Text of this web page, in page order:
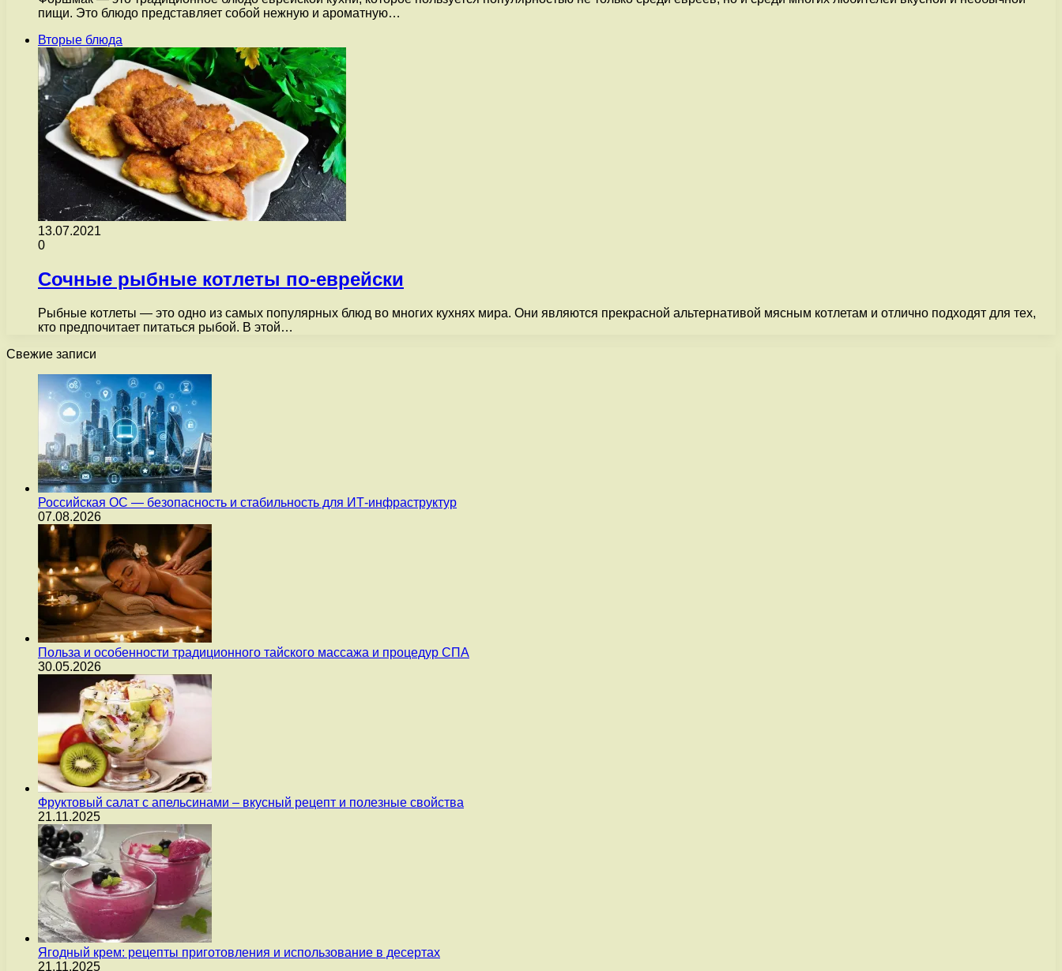
пищи. Это блюдо представляет собой нежную и ароматную…
Вторые блюда
13.07.2021
0
Сочные рыбные котлеты по-еврейски
Рыбные котлеты — это одно из самых популярных блюд во многих кухнях мира. Они являются прекрасной альтернативой мясным котлетам и отлично подходят для тех,
кто предпочитает питаться рыбой. В этой…
Свежие записи
Российская ОС — безопасность и стабильность для ИТ-инфраструктур
07.08.2026
Польза и особенности традиционного тайского массажа и процедур СПА
30.05.2026
Фруктовый салат с апельсинами – вкусный рецепт и полезные свойства
21.11.2025
Ягодный крем: рецепты приготовления и использование в десертах
21.11.2025